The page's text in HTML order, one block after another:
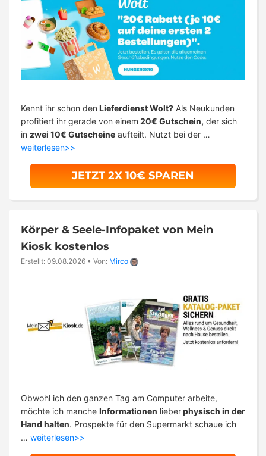
Kennt ihr schon den Lieferdienst Wolt? Als Neukunden
profitiert ihr gerade von einem 20€ Gutschein, der sich
in zwei 10€ Gutscheine aufteilt. Nutzt bei der …
weiterlesen>>
JETZT 2X 10€ SPAREN
Körper & Seele-Infopaket von Mein
Kiosk kostenlos
Erstellt: 09.08.2026 • Von: Mirco
Obwohl ich den ganzen Tag am Computer arbeite,
möchte ich manche Informationen lieberphysisch in der
Hand halten. Prospekte für den Supermarkt schaue ich
… weiterlesen>>